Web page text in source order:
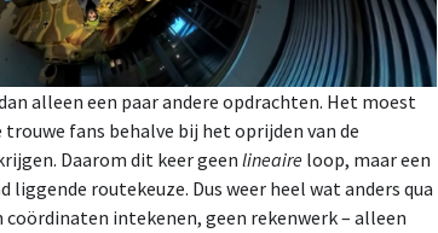
alleen een paar andere opdrachten. Het moest
fans behalve bij het oprijden van de
Daarom dit keer geen lineaire loop, maar een
liggende routekeuze. Dus weer heel wat anders qua
coördinaten intekenen, geen rekenwerk – alleen